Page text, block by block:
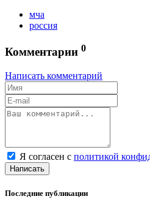
мча
россия
Комментарии 0
Написать комментарий
Я согласен с политикой
Написать
Последние публикации